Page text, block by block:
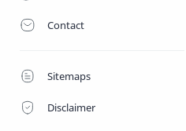
Contact
Sitemaps
Disclaimer